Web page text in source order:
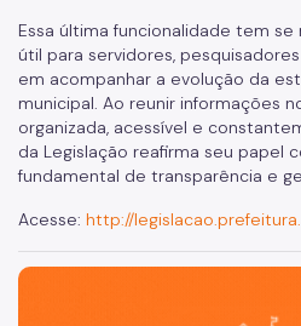
Essa última funcionalidade tem
útil para servidores,
em acompanhar a evolução da
municipal. Ao reunir informações
organizada, acessível e
da Legislação reafirma seu papel
fundamental de transparência e
Acesse: http://
São Paulo, cidade inteligente,